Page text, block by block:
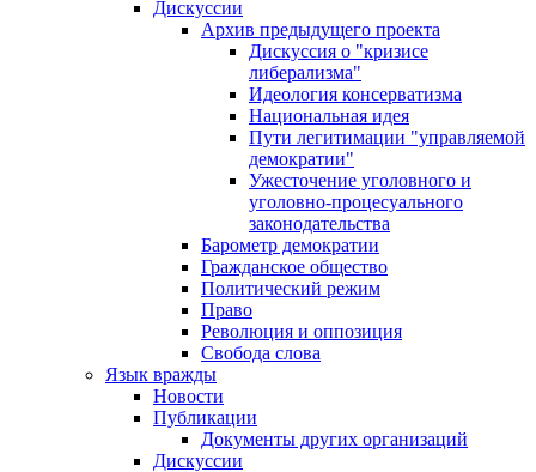
Дискуссии
Архив предыдущего проекта
Дискуссия о "кризисе
либерализма"
Идеология консерватизма
Национальная идея
Пути легитимации "управляемой
демократии"
Ужесточение уголовного и
уголовно-процесуального
законодательства
Барометр демократии
Гражданское общество
Политический режим
Право
Революция и оппозиция
Свобода слова
Язык вражды
Новости
Публикации
Документы других организаций
Дискуссии